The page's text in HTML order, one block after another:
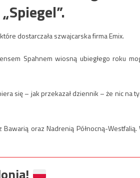
dostarczała szwajcarska firma Emix.
Spahnem wiosną ubiegłego roku
się – jak przekazał dziennik – że nic na
oraz Nadrenią Północną-Westfalią.